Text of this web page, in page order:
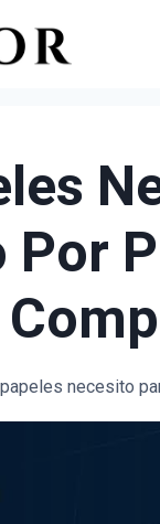
Por
necesito